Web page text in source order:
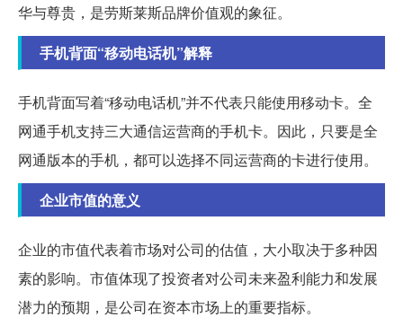
华与尊贵，是劳斯莱斯品牌价值观的象征。
手机背面“移动电话机”解释
手机背面写着“移动电话机”并不代表只能使用移动卡。全
网通手机支持三大通信运营商的手机卡。因此，只要是全
网通版本的手机，都可以选择不同运营商的卡进行使用。
企业市值的意义
企业的市值代表着市场对公司的估值，大小取决于多种因
素的影响。市值体现了投资者对公司未来盈利能力和发展
潜力的预期，是公司在资本市场上的重要指标。